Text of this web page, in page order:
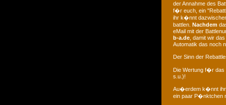
der Annahme des
f�r euch, ein
ihr k�nnt
battlen. Nachdem
eMail mit der
b-a.de , damit wir
Automatik das noch
Der Sinn der
Die Wertung f�r das
s.u.)!
Au�erdem k�nnt ihr
ein paar P�nktchen